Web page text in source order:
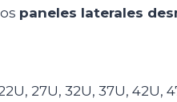
paneles laterales
27U, 32U, 37U, 42U,